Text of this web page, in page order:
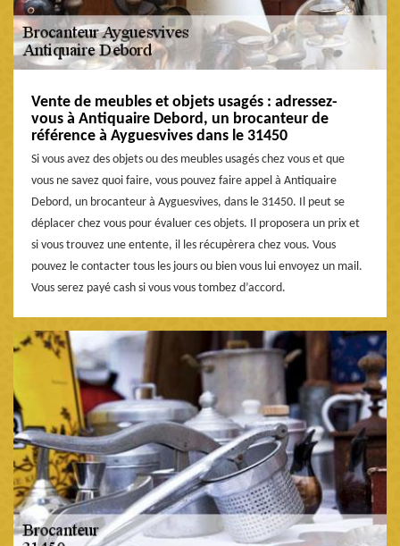
Vente de meubles et objets usagés : adressez-
vous à Antiquaire Debord, un brocanteur de
référence à Ayguesvives dans le 31450
Si vous avez des objets ou des meubles usagés chez vous et que
vous ne savez quoi faire, vous pouvez faire appel à Antiquaire
Debord, un brocanteur à Ayguesvives, dans le 31450. Il peut se
déplacer chez vous pour évaluer ces objets. Il proposera un prix et
si vous trouvez une entente, il les récupèrera chez vous. Vous
pouvez le contacter tous les jours ou bien vous lui envoyez un mail.
Vous serez payé cash si vous vous tombez d’accord.